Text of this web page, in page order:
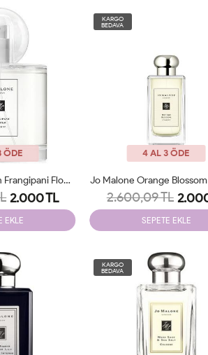
ÖDE
Jo Malone London Frangipani Flower Cologne Tester
2.000 TL
EKLE
KARGO
BEDAVA
4 AL 3 ÖDE
2.600,09 TL
SEPETE EKLE
KARGO
BEDAVA